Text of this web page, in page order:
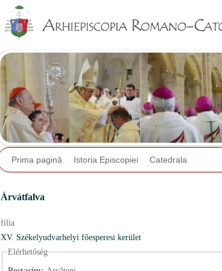
Prima pagină Istoria Episcopiei Catedrala
Árvátfalva
filia
XV. Székelyudvarhelyi főesperesi kerület
Elérhetőség